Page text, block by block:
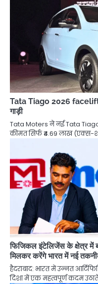
Tata Tiago 2026 facelift:
गाड़ी
Tata Moters ने नई Tata
कीमत सिर्फ ₹4.69 लाख (एक्स-
फिजिकल इंटेलिजेंस के क्षेत्र में
मिलकर करेंगे भारत में नई
हैदराबाद: भारत में उन्नत
दिशा में एक महत्वपूर्ण कदम